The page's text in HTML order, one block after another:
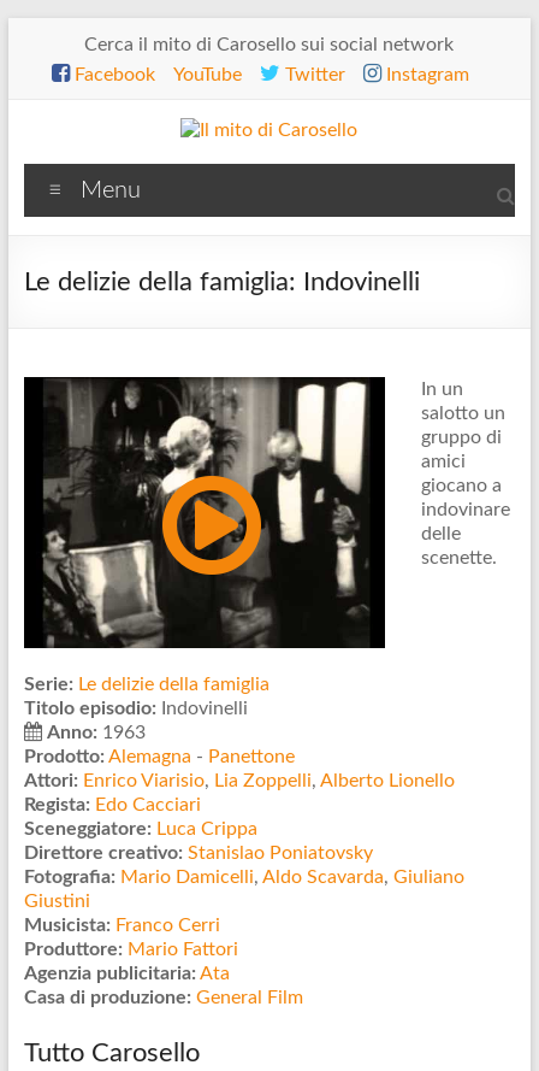
contenuto
Cerca il mito di Carosello sui social network
Facebook
YouTube Twitter Instagram
Il
mito
di
Menu
Le delizie della famiglia: Indovinelli
In un
salotto un
gruppo di
amici
giocano a
indovinare
delle
scenette.
Serie: Le delizie della famiglia
Titolo episodio: Indovinelli
Anno: 1963
Prodotto: Alemagna - Panettone
Attori: Enrico Viarisio, Lia Zoppelli, Alberto Lionello
Regista: Edo Cacciari
Sceneggiatore: Luca Crippa
Direttore creativo: Stanislao Poniatovsky
Fotografia: Mario Damicelli, Aldo Scavarda, Giuliano
Giustini
Musicista: Franco Cerri
Produttore: Mario Fattori
Agenzia publicitaria: Ata
Casa di produzione: General Film
Tutto Carosello